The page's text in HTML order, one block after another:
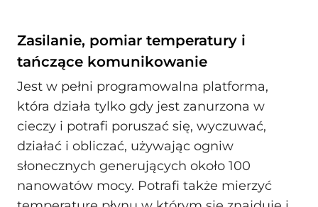
Zasilanie, pomiar temperatury i
tańczące komunikowanie
Jest w pełni programowalna platforma,
która działa tylko gdy jest zanurzona w
cieczy i potrafi poruszać się, wyczuwać,
działać i obliczać, używając ogniw
słonecznych generujących około 100
nanowatów mocy. Potrafi także mierzyć